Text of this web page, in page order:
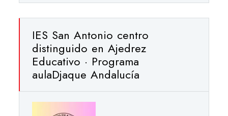
IES San Antonio centro
distinguido en Ajedrez
Educativo · Programa
aulaDjaque Andalucía